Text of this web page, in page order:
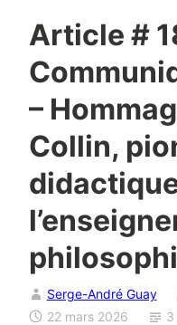
Article #
–
Collin,
Serge-André Guay
22 mars 2026
3